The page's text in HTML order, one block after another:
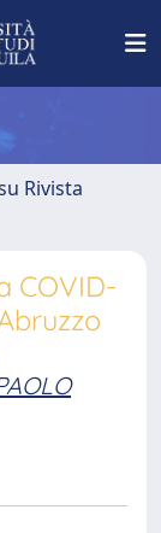
Rivista
COVID-